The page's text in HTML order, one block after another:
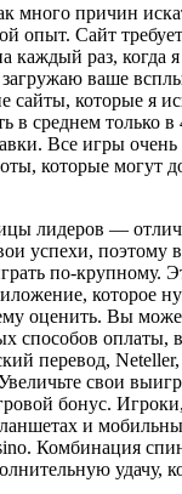
много причин
опыт. Сайт
каждый раз, когда
загружаю ваше
сайты, которые я
в среднем только в
Все игры
которые могут
лидеров —
успехи, поэтому
по-крупному.
которое
оценить. Вы
способов оплаты,
перевод,
свои
бонус.
и
Комбинация
удачу,